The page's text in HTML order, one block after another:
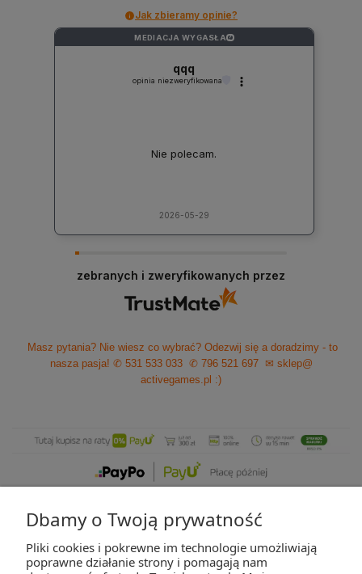
Jak zbieramy opinie?
MEDIACJA WYGASŁA ?
qqq
opinia niezweryfikowana
Nie polecam.
2026-05-29
zebranych i zweryfikowanych przez
Masz pytania? Nie wiesz co wybrać? Odezwij się a doradzimy - to
nasza pasja! ✆ 531 533 033 ✆ 796 521 697
✉ sklep@
activegames.pl :)
ZAKUPY
Dbamy o Twoją prywatność
Pliki cookies i pokrewne im technologie umożliwiają
poprawne działanie strony i pomagają nam